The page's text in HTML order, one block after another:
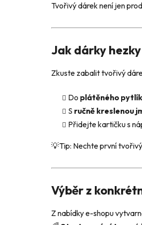
Tvořivý dárek není jen
Jak dárky
Zkuste zabalit tvořivý
Do plátěného
S ručně kreslenou
Přidejte kartičku s
💡Tip: Nechte první
Výběr z
Z nabídky e-shopu